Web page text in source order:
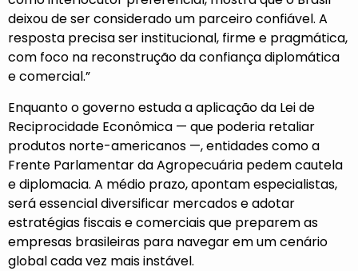
deixou de ser considerado um parceiro confiável. A
resposta precisa ser institucional, firme e pragmática,
com foco na reconstrução da confiança diplomática
e comercial.”
Enquanto o governo estuda a aplicação da Lei de
Reciprocidade Econômica — que poderia retaliar
produtos norte-americanos —, entidades como a
Frente Parlamentar da Agropecuária pedem cautela
e diplomacia. A médio prazo, apontam especialistas,
será essencial diversificar mercados e adotar
estratégias fiscais e comerciais que preparem as
empresas brasileiras para navegar em um cenário
global cada vez mais instável.